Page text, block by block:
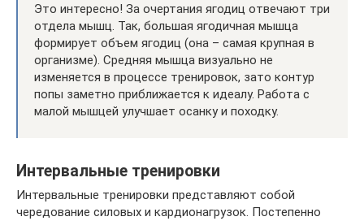
Это интересно! За очертания ягодиц отвечают три
отдела мышц. Так, большая ягодичная мышца
формирует объем ягодиц (она – самая крупная в
организме). Средняя мышца визуально не
изменяется в процессе тренировок, зато контур
попы заметно приближается к идеалу. Работа с
малой мышцей улучшает осанку и походку.
Интервальные тренировки
Интервальные тренировки представляют собой
чередование силовых и кардионагрузок. Постепенно